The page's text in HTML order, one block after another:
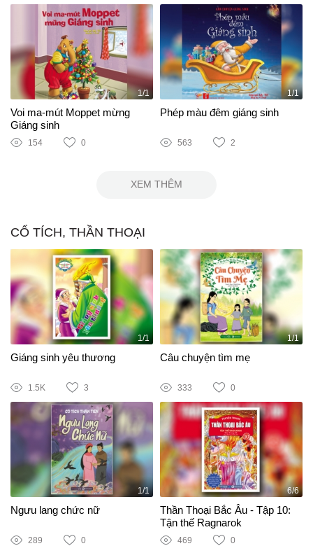
1/1
Voi ma-mút Moppet mừng
Giáng sinh
154 0
1/1
Phép màu đêm giáng sinh
563 2
XEM THÊM
CỔ TÍCH, THẦN THOẠI
1/1
Giáng sinh yêu thương
1.5K 3
1/1
Câu chuyện tìm mẹ
333 0
1/1
Ngưu lang chức nữ
289 0
6/6
Thần Thoại Bắc Âu - Tập 10:
Tận thế Ragnarok
469 0